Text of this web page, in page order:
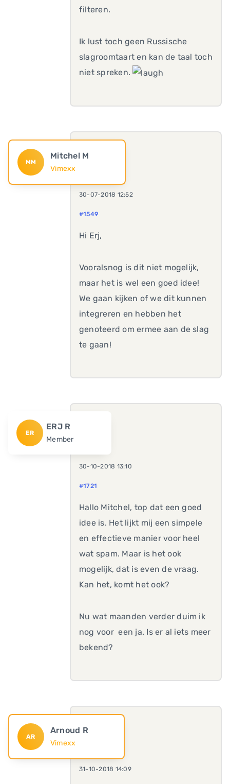
filteren.
Ik lust toch geen Russische
slagroomtaart en kan de taal toch
niet spreken.
MM
Mitchel M
Vimexx
30-07-2018 12:52
#1549
Hi Erj,
Vooralsnog is dit niet mogelijk,
maar het is wel een goed idee!
We gaan kijken of we dit kunnen
integreren en hebben het
genoteerd om ermee aan de slag
te gaan!
ER
ERJ R
Member
30-10-2018 13:10
#1721
Hallo Mitchel, top dat een goed
idee is. Het lijkt mij een simpele
en effectieve manier voor heel
wat spam. Maar is het ook
mogelijk, dat is even de vraag.
Kan het, komt het ook?
Nu wat maanden verder duim ik
nog voor een ja. Is er al iets meer
bekend?
AR
Arnoud R
Vimexx
31-10-2018 14:09